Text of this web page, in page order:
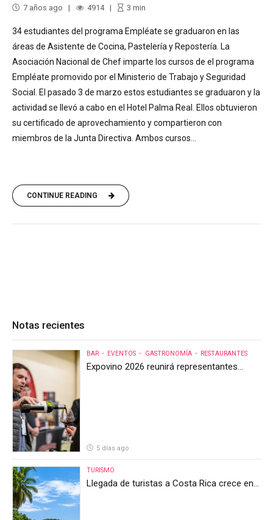
7 años ago 4914 3 min
34 estudiantes del programa Empléate se graduaron en las
áreas de Asistente de Cocina, Pastelería y Repostería. La
Asociación Nacional de Chef imparte los cursos de el programa
Empléate promovido por el Ministerio de Trabajo y Seguridad
Social. El pasado 3 de marzo estos estudiantes se graduaron y la
actividad se llevó a cabo en el Hotel Palma Real. Ellos obtuvieron
su certificado de aprovechamiento y compartieron con
miembros de la Junta Directiva. Ambos cursos...
CONTINUE READING
Notas recientes
BAR EVENTOS GASTRONOMÍA RESTAURANTES
Expovino 2026 reunirá representantes
5 días ago
TURISMO
Llegada de turistas a Costa Rica crece en